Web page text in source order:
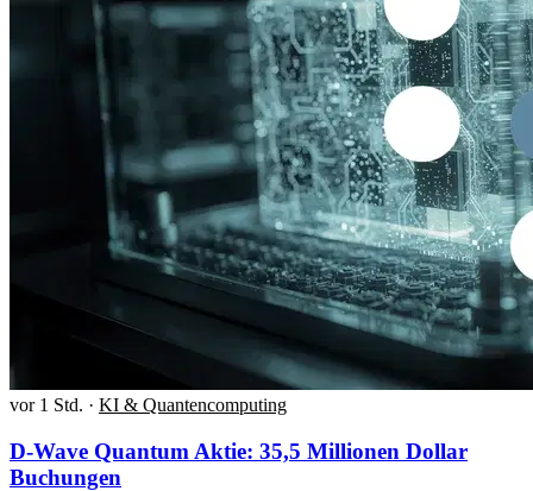
vor 1 Std. · KI & Quantencomputing
D-Wave Quantum Aktie: 35,5 Millionen Dollar
Buchungen